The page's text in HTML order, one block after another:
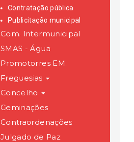
Contratação pública
Publicitação municipal
Com. Intermunicipal
SMAS - Água
Promotorres EM.
Freguesias
Concelho
Geminações
Contraordenações
Julgado de Paz